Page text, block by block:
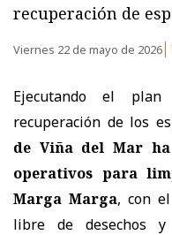
recuperación de
Viernes 22 de mayo de 2026
Ejecutando el plan
recuperación de los
de Viña del Mar
operativos para
Marga Marga, con
libre de desechos